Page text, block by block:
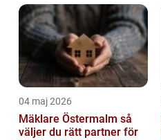
04 maj 2026
Mäklare Östermalm så
väljer du rätt partner för